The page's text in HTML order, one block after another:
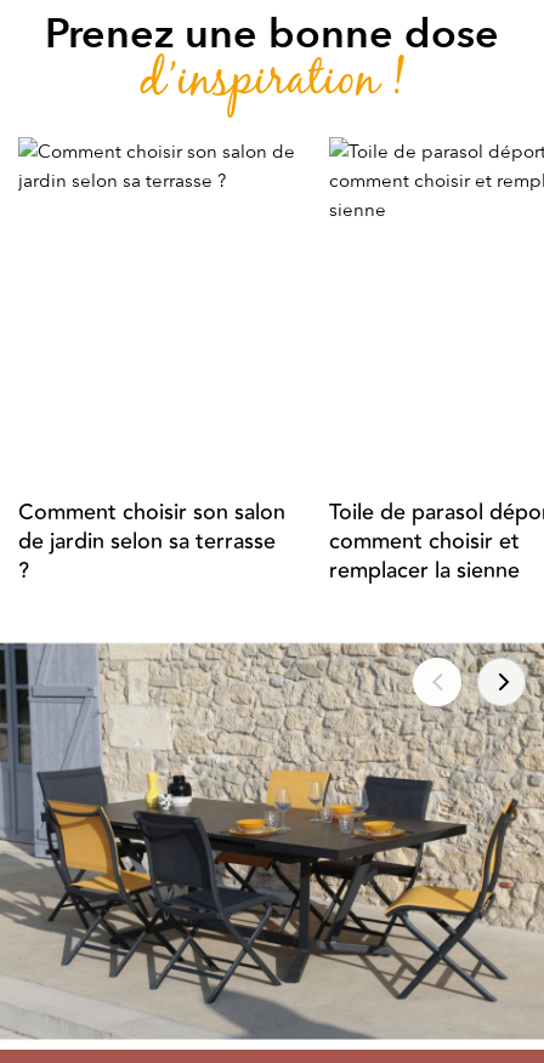
Prenez une bonne dose
d’inspiration !
Comment choisir son salon
de jardin selon sa terrasse
?
Toile de parasol
comment choisir et
remplacer la sienne